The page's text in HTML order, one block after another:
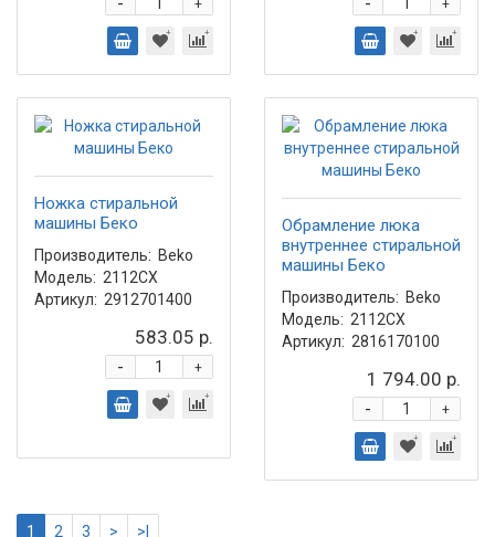
+ +
Ножка стиральной
машины Беко
Производитель: Beko
Модель: 2112CX
Артикул: 2912701400
583.05 р.
+
-
Обрамление люка
внутреннее стиральной
машины Беко
Производитель: Beko
Модель: 2112CX
Артикул: 2816170100
1 794.00 р.
+
-
1 2 3 > >|